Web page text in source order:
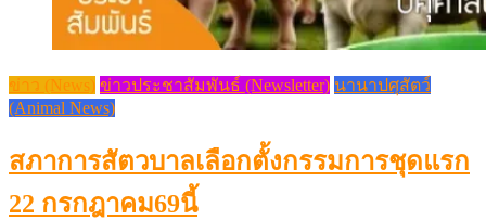
ข่าว (News) ข่าวประชาสัมพันธ์ (Newsletter) นานาปศุสัตว์
(Animal News)
สภาการสัตวบาลเลือกตั้งกรรมการชุดแรก
22 กรกฎาคม69นี้